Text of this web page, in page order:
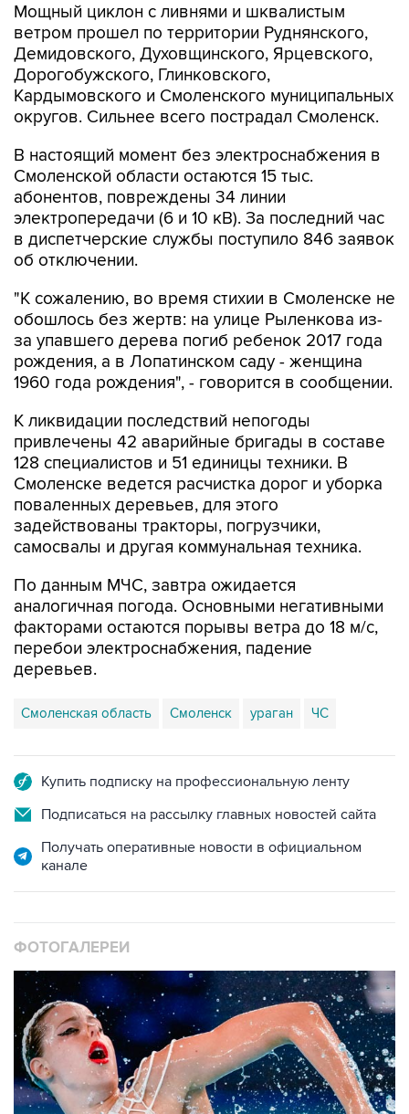
Мощный циклон с ливнями и шквалистым
ветром прошел по территории Руднянского,
Демидовского, Духовщинского, Ярцевского,
Дорогобужского, Глинковского,
Кардымовского и Смоленского муниципальных
округов. Сильнее всего пострадал Смоленск.
В настоящий момент без электроснабжения в
Смоленской области остаются 15 тыс.
абонентов, повреждены 34 линии
электропередачи (6 и 10 кВ). За последний час
в диспетчерские службы поступило 846 заявок
об отключении.
"К сожалению, во время стихии в Смоленске не
обошлось без жертв: на улице Рыленкова из-
за упавшего дерева погиб ребенок 2017 года
рождения, а в Лопатинском саду - женщина
1960 года рождения", - говорится в сообщении.
К ликвидации последствий непогоды
привлечены 42 аварийные бригады в составе
128 специалистов и 51 единицы техники. В
Смоленске ведется расчистка дорог и уборка
поваленных деревьев, для этого
задействованы тракторы, погрузчики,
самосвалы и другая коммунальная техника.
По данным МЧС, завтра ожидается
аналогичная погода. Основными негативными
факторами остаются порывы ветра до 18 м/с,
перебои электроснабжения, падение
деревьев.
Смоленская область Смоленск ураган ЧС
Купить подписку на профессиональную ленту
Подписаться на рассылку главных новостей сайта
Получать оперативные новости в официальном
канале
ФОТОГАЛЕРЕИ